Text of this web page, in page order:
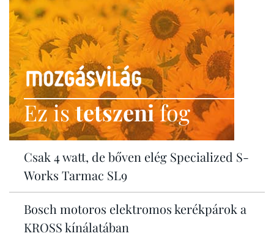
Ez istetszenifog
Csak 4 watt, de bőven elég Specialized S-
Works Tarmac SL9
Bosch motoros elektromos kerékpárok a
KROSS kínálatában